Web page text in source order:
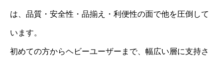
は、品質・安全性・品揃え・利便性の面で他を圧倒して
います。
初めての方からヘビーユーザーまで、幅広い層に支持さ